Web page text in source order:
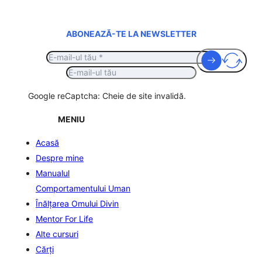
ABONEAZĂ-TE LA NEWSLETTER
Google reCaptcha: Cheie de site invalidă.
MENIU
Acasă
Despre mine
Manualul
Comportamentului Uman
Înălţarea Omului Divin
Mentor For Life
Alte cursuri
Cărți